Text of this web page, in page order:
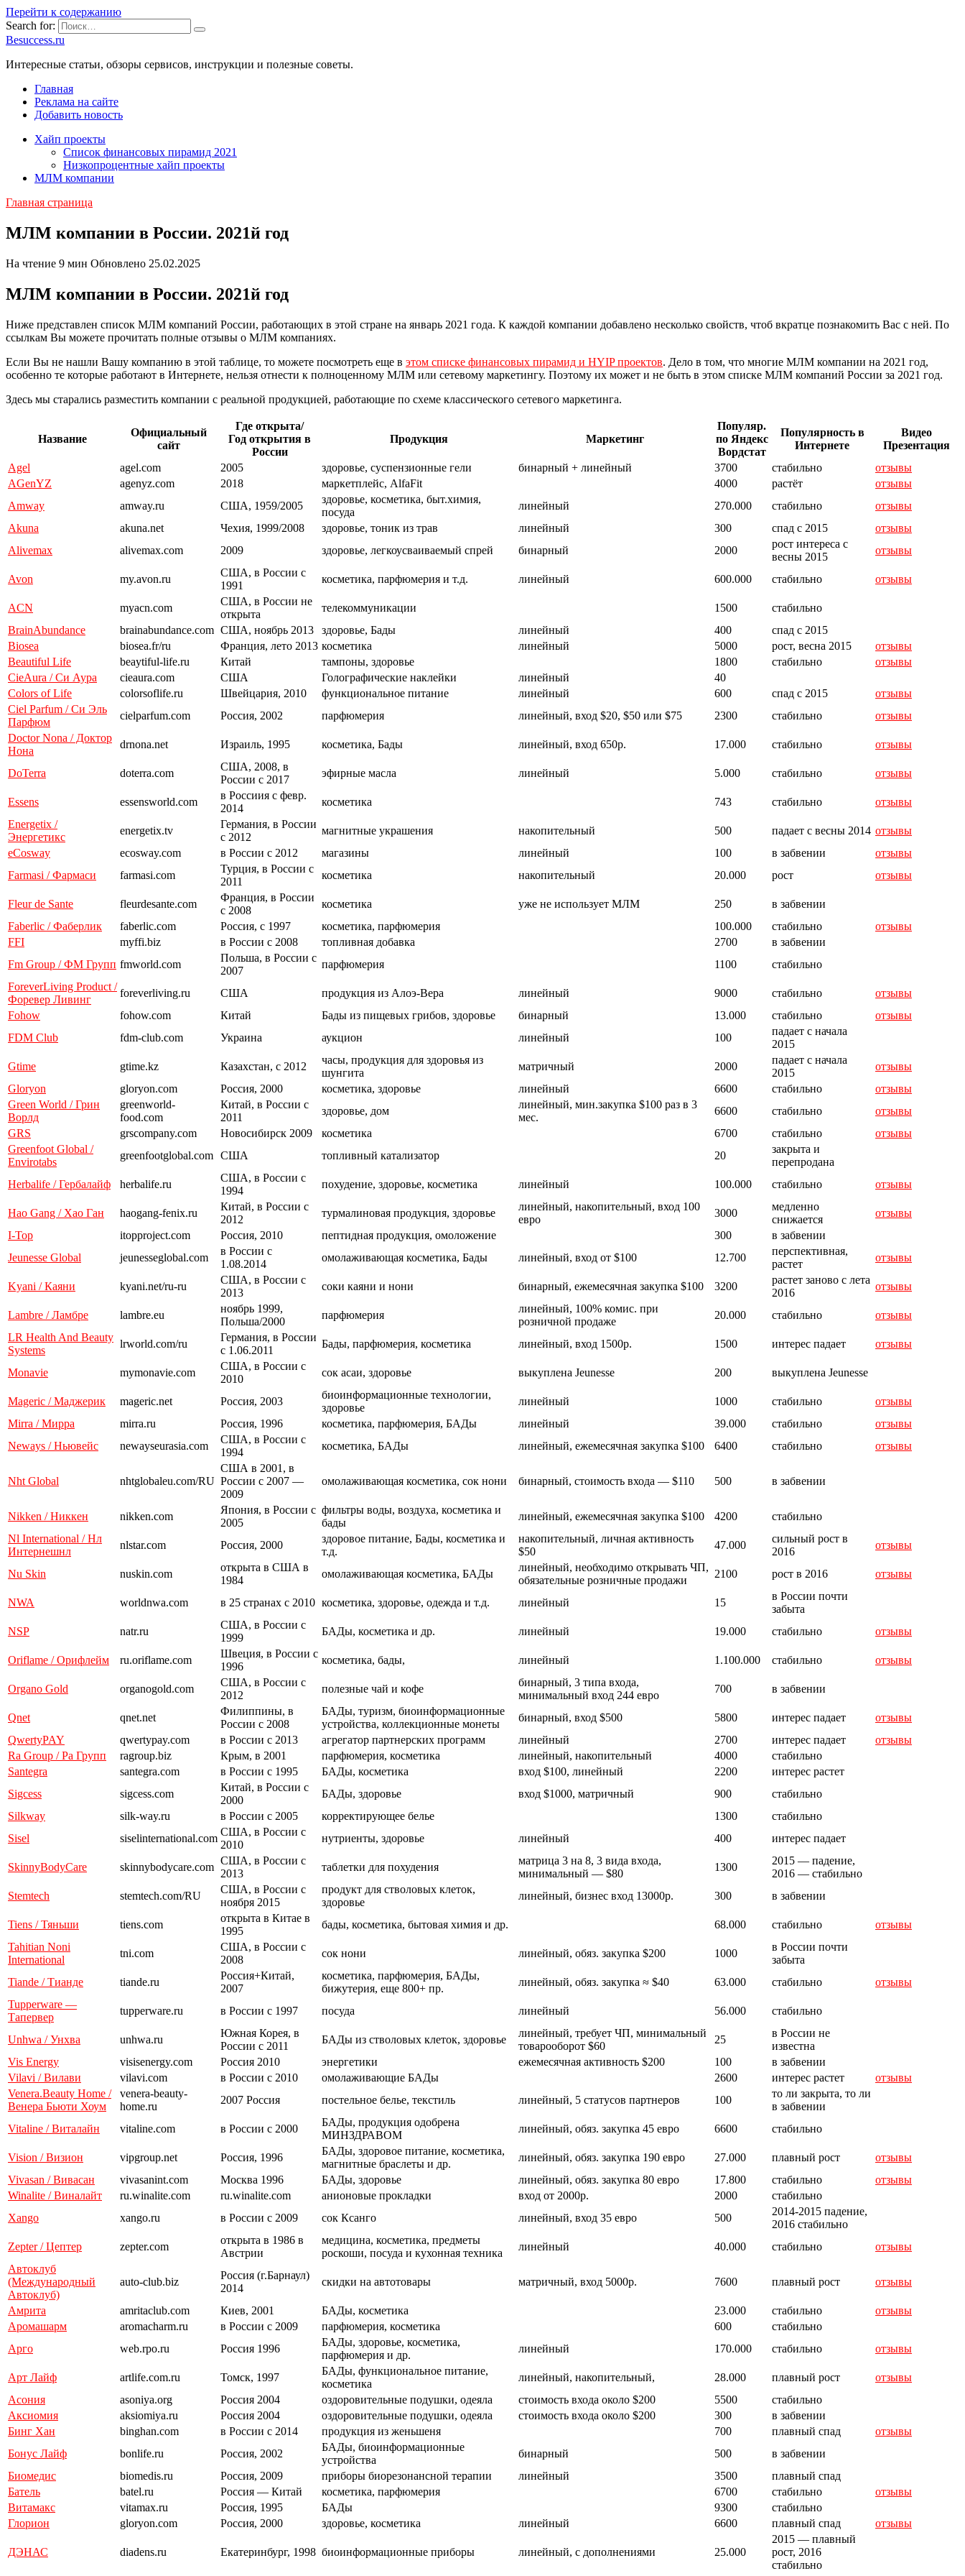
Перейти к содержанию
Search for:
Besuccess.ru
Интересные статьи, обзоры сервисов, инструкции и полезные советы.
Главная
Реклама на сайте
Добавить новость
Хайп проекты
Список финансовых пирамид 2021
Низкопроцентные хайп проекты
МЛМ компании
Главная страница
МЛМ компании в России. 2021й год
На чтение 9 мин Обновлено 25.02.2025
МЛМ компании в России. 2021й год
Ниже представлен список МЛМ компаний России, работающих в этой стране на январь 2021 года. К каждой компании добавлено несколько свойств, чтоб вкратце познакомить Вас с ней. По
ссылкам Вы можете прочитать полные отзывы о МЛМ компаниях.
Если Вы не нашли Вашу компанию в этой таблице, то можете посмотреть еще в этом списке финансовых пирамид и HYIP проектов. Дело в том, что многие МЛМ компании на 2021 год,
особенно те которые работают в Интернете, нельзя отнести к полноценному МЛМ или сетевому маркетингу. Поэтому их может и не быть в этом списке МЛМ компаний России за 2021 год.
Здесь мы старались разместить компании с реальной продукцией, работающие по схеме классического сетевого маркетинга.
Название
Официальный
сайт
Где открыта/
Год открытия в
России
Продукция Маркетинг
Популяр.
по Яндекс
Вордстат
Популярность в
Интернете
Видео
Презентация
Agel
agel.com 2005 здоровье, суспензионные гели бинарный + линейный 3700 стабильно
отзывы
AGenYZ
agenyz.com 2018 маркетплейс, AlfaFit 4000 растёт
отзывы
Amway
amway.ru США, 1959/2005
здоровье, косметика, быт.химия,
посуда
линейный 270.000 стабильно
отзывы
Akuna
akuna.net Чехия, 1999/2008 здоровье, тоник из трав линейный 300 спад с 2015
отзывы
Alivemax
alivemax.com 2009 здоровье, легкоусваиваемый спрей бинарный 2000
рост интереса с
весны 2015
отзывы
Avon my.avon.ru
США, в России с
1991
косметика, парфюмерия и т.д. линейный 600.000 стабильно отзывы
ACN myacn.com
США, в России не
открыта
телекоммуникации 1500
стабильно
BrainAbundance
brainabundance.com США, ноябрь 2013 здоровье, Бады линейный 400
спад с 2015
Biosea
biosea.fr/ru Франция, лето 2013 косметика линейный 5000 рост, весна 2015
отзывы
Beautiful Life
beaytiful-life.ru Китай тампоны, здоровье 1800 стабильно
отзывы
CieAura / Си Аура
cieaura.com США Голографические наклейки линейный
40
Colors of Life
colorsoflife.ru Швейцария, 2010 функциональное питание линейный 600 спад с 2015
отзывы
Ciel Parfum / Си Эль
Парфюм
cielparfum.com Россия, 2002 парфюмерия линейный, вход $20, $50 или $75 2300 стабильно
отзывы
Doctor Nona / Доктор
Нона
drnona.net Израиль, 1995 косметика, Бады линейный, вход 650р. 17.000 стабильно отзывы
DoTerra doterra.com
США, 2008, в
России с 2017
эфирные масла линейный 5.000 стабильно отзывы
Essens essensworld.com
в Россиия с февр.
2014
косметика 743 стабильно
отзывы
Energetix /
Энергетикс
energetix.tv
Германия, в России
с 2012
магнитные украшения накопительный 500 падает с весны 2014 отзывы
eCosway
ecosway.com в России с 2012 магазины линейный 100 в забвении
отзывы
Farmasi / Фармаси
farmasi.com
Турция, в России с
2011
косметика накопительный 20.000 рост отзывы
Fleur de Sante fleurdesante.com
Франция, в России
с 2008
косметика уже не использует МЛМ 250
в забвении
Faberlic / Фаберлик
faberlic.com Россия, с 1997 косметика, парфюмерия 100.000 стабильно
отзывы
FFI
myffi.biz в России с 2008 топливная добавка 2700
в забвении
Fm Group / ФМ Групп fmworld.com
Польша, в России с
2007
парфюмерия 1100
стабильно
ForeverLiving Product /
Форевер Ливинг
foreverliving.ru США продукция из Алоэ-Вера линейный 9000 стабильно
отзывы
Fohow
fohow.com Китай Бады из пищевых грибов, здоровье бинарный 13.000 стабильно
отзывы
FDM Club
fdm-club.com Украина аукцион линейный 100
падает с начала
2015
Gtime
gtime.kz Казахстан, с 2012
часы, продукция для здоровья из
шунгита
матричный 2000
падает с начала
2015
отзывы
Gloryon
gloryon.com Россия, 2000 косметика, здоровье линейный 6600 стабильно
отзывы
Green World / Грин
Ворлд
greenworld-
food.com
Китай, в России с
2011
здоровье, дом
линейный, мин.закупка $100 раз в 3
мес.
6600 стабильно
отзывы
GRS
grscompany.com Новосибирск 2009 косметика 6700 стабильно
отзывы
Greenfoot Global /
Envirotabs
greenfootglobal.com США топливный катализатор 20
закрыта и
перепродана
Herbalife / Гербалайф
herbalife.ru
США, в России с
1994
похудение, здоровье, косметика линейный 100.000 стабильно отзывы
Hao Gang / Хао Ган haogang-fenix.ru
Китай, в России с
2012
турмалиновая продукция, здоровье
линейный, накопительный, вход 100
евро
3000
медленно
снижается
отзывы
I-Top
itopproject.com Россия, 2010 пептидная продукция, омоложение 300
в забвении
Jeunesse Global
jeunesseglobal.com
в России с
1.08.2014
омолаживающая косметика, Бады линейный, вход от $100 12.700
перспективная,
растет
отзывы
Kyani / Каяни kyani.net/ru-ru
США, в России с
2013
соки каяни и нони бинарный, ежемесячная закупка $100 3200
растет заново с лета
2016
отзывы
Lambre / Ламбре lambre.eu
ноябрь 1999,
Польша/2000
парфюмерия
линейный, 100% комис. при
розничной продаже
20.000 стабильно
отзывы
LR Health And Beauty
Systems
lrworld.com/ru
Германия, в России
с 1.06.2011
Бады, парфюмерия, косметика линейный, вход 1500р. 1500 интерес падает отзывы
Monavie mymonavie.com
США, в России с
2010
сок асаи, здоровье выкуплена Jeunesse 200 выкуплена Jeunesse
Mageric / Маджерик mageric.net Россия, 2003
биоинформационные технологии,
здоровье
линейный 1000 стабильно
отзывы
Mirra / Мирра
mirra.ru Россия, 1996 косметика, парфюмерия, БАДы линейный 39.000 стабильно
отзывы
Neways / Ньювейс
newayseurasia.com
США, в России с
1994
косметика, БАДы линейный, ежемесячная закупка $100 6400 стабильно отзывы
Nht Global nhtglobaleu.com/RU
США в 2001, в
России с 2007 —
2009
омолаживающая косметика, сок нони бинарный, стоимость входа — $110 500 в забвении
Nikken / Никкен nikken.com
Япония, в России с
2005
фильтры воды, воздуха, косметика и
бады
линейный, ежемесячная закупка $100 4200
стабильно
Nl International / Нл
Интернешнл
nlstar.com Россия, 2000
здоровое питание, Бады, косметика и
т.д.
накопительный, личная активность
$50
47.000
сильный рост в
2016
отзывы
Nu Skin nuskin.com
открыта в США в
1984
омолаживающая косметика, БАДы
линейный, необходимо открывать ЧП,
обязательные розничные продажи
2100 рост в 2016 отзывы
NWA worldnwa.com в 25 странах с 2010 косметика, здоровье, одежда и т.д. линейный 15
в России почти
забыта
NSP
natr.ru
США, в России с
1999
БАДы, косметика и др. линейный 19.000 стабильно отзывы
Oriflame / Орифлейм ru.oriflame.com
Швеция, в России с
1996
косметика, бады, линейный 1.100.000 стабильно отзывы
Organo Gold organogold.com
США, в России с
2012
полезные чай и кофе
бинарный, 3 типа входа,
минимальный вход 244 евро
700 в забвении
Qnet qnet.net
Филиппины, в
России с 2008
БАДы, туризм, биоинформационные
устройства, коллекционные монеты
бинарный, вход $500 5800 интерес падает
отзывы
QwertyPAY
qwertypay.com в России с 2013 агрегатор партнерских программ линейный 2700 интерес падает
отзывы
Ra Group / Ра Групп
ragroup.biz Крым, в 2001 парфюмерия, косметика линейный, накопительный 4000
стабильно
Santegra
santegra.com в России с 1995 БАДы, косметика вход $100, линейный 2200
интерес растет
Sigcess
sigcess.com
Китай, в России с
2000
БАДы, здоровье вход $1000, матричный 900
стабильно
Silkway
silk-way.ru в России с 2005 корректирующее белье 1300
стабильно
Sisel
siselinternational.com
США, в России с
2010
нутриенты, здоровье линейный 400 интерес падает
SkinnyBodyCare skinnybodycare.com
США, в России с
2013
таблетки для похудения
матрица 3 на 8, 3 вида входа,
минимальный — $80
1300
2015 — падение,
2016 — стабильно
Stemtech
stemtech.com/RU
США, в России с
ноября 2015
продукт для стволовых клеток,
здоровье
линейный, бизнес вход 13000р. 300 в забвении
Tiens / Тяньши tiens.com
открыта в Китае в
1995
бады, косметика, бытовая химия и др. 68.000 стабильно
отзывы
Tahitian Noni
International
tni.com
США, в России с
2008
сок нони линейный, обяз. закупка $200 1000
в России почти
забыта
Tiande / Тианде
tiande.ru
Россия+Китай,
2007
косметика, парфюмерия, БАДы,
бижутерия, еще 800+ пр.
линейный, обяз. закупка ≈ $40 63.000 стабильно
отзывы
Tupperware —
Тапервер
tupperware.ru в России с 1997 посуда линейный 56.000 стабильно
Unhwa / Унхва unhwa.ru
Южная Корея, в
России с 2011
БАДы из стволовых клеток, здоровье
линейный, требует ЧП, минимальный
товарооборот $60
25
в России не
известна
Vis Energy
visisenergy.com Россия 2010 энергетики ежемесячная активность $200 100
в забвении
Vilavi / Вилави
vilavi.com в России с 2010 омолаживающие БАДы 2600 интерес растет
отзывы
Venera.Beauty Home /
Венера Бьюти Хоум
venera-beauty-
home.ru
2007 Россия постельное белье, текстиль линейный, 5 статусов партнеров 100
то ли закрыта, то ли
в забвении
Vitaline / Виталайн
vitaline.com в России с 2000
БАДы, продукция одобрена
МИНЗДРАВОМ
линейный, обяз. закупка 45 евро 6600 стабильно
Vision / Визион vipgroup.net Россия, 1996
БАДы, здоровое питание, косметика,
магнитные браслеты и др.
линейный, обяз. закупка 190 евро 27.000 плавный рост
отзывы
Vivasan / Вивасан
vivasanint.com Москва 1996 БАДы, здоровье линейный, обяз. закупка 80 евро 17.800 стабильно
отзывы
Winalite / Виналайт
ru.winalite.com ru.winalite.com анионовые прокладки вход от 2000р. 2000
стабильно
Xango
xango.ru в России с 2009 сок Ксанго линейный, вход 35 евро 500
2014-2015 падение,
2016 стабильно
Zepter / Цептер
zepter.com
открыта в 1986 в
Австрии
медицина, косметика, предметы
роскоши, посуда и кухонная техника
линейный 40.000 стабильно
отзывы
Автоклуб
(Международный
Автоклуб)
auto-club.biz
Россия (г.Барнаул)
2014
скидки на автотовары матричный, вход 5000р. 7600 плавный рост отзывы
Амрита amritaclub.com Киев, 2001 БАДы, косметика 23.000 стабильно
отзывы
Аромашарм
aromacharm.ru в России с 2009 парфюмерия, косметика 600
стабильно
Арго
web.rpo.ru Россия 1996
БАДы, здоровье, косметика,
парфюмерия и др.
линейный 170.000 стабильно отзывы
Арт Лайф artlife.com.ru Томск, 1997
БАДы, функциональное питание,
косметика
линейный, накопительный, 28.000 плавный рост
отзывы
Асония
asoniya.org Россия 2004 оздоровительные подушки, одеяла стоимость входа около $200 5500
стабильно
Аксиомия
aksiomiya.ru Россия 2004 оздоровительные подушки, одеяла стоимость входа около $200 300
в забвении
Бинг Хан
binghan.com в России с 2014 продукция из женьшеня 700 плавный спад
отзывы
Бонус Лайф
bonlife.ru Россия, 2002
БАДы, биоинформационные
устройства
бинарный 500
в забвении
Биомедис
biomedis.ru Россия, 2009 приборы биорезонансной терапии линейный 3500
плавный спад
Батель
batel.ru Россия — Китай косметика, парфюмерия 6700 стабильно
отзывы
Витамакс
vitamax.ru Россия, 1995 БАДы 9300
стабильно
Глорион
gloryon.com Россия, 2000 здоровье, косметика линейный 6600 плавный спад отзывы
ДЭНАС diadens.ru Екатеринбург, 1998 биоинформационные приборы линейный, с дополнениями 25.000
2015 — плавный
рост, 2016
стабильно